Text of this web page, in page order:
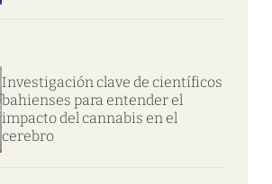
Investigación clave de científicos
bahienses para entender el
impacto del cannabis en el
cerebro